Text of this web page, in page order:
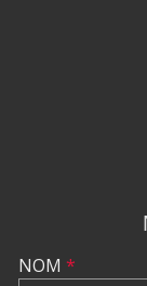
NOM *